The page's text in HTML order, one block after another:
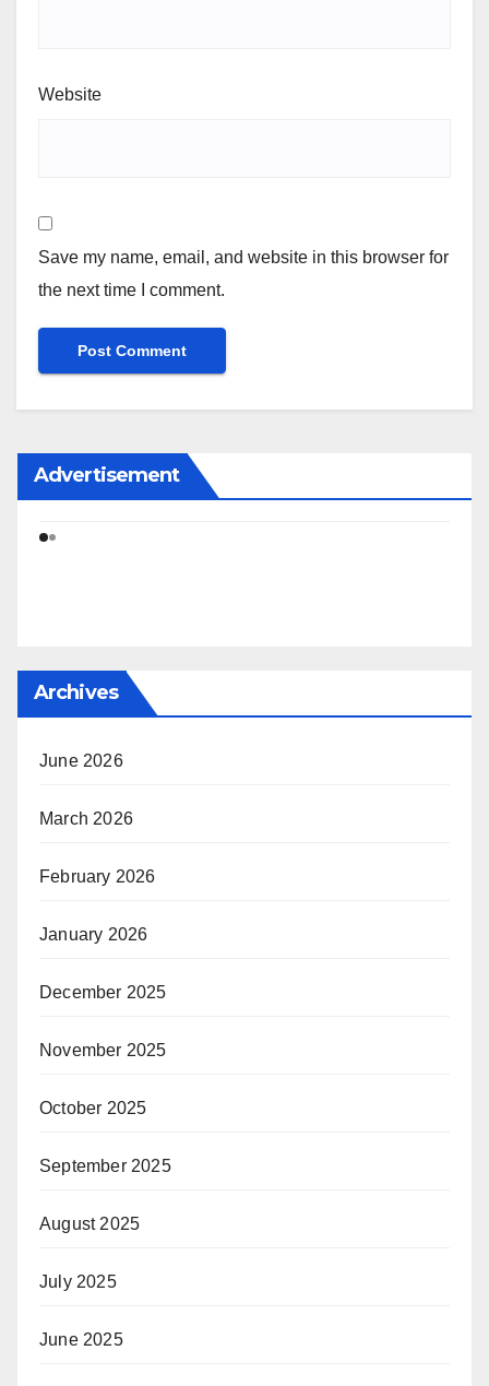
Website
Save my name, email, and website in this browser for
the next time I comment.
Advertisement
Archives
June 2026
March 2026
February 2026
January 2026
December 2025
November 2025
October 2025
September 2025
August 2025
July 2025
June 2025